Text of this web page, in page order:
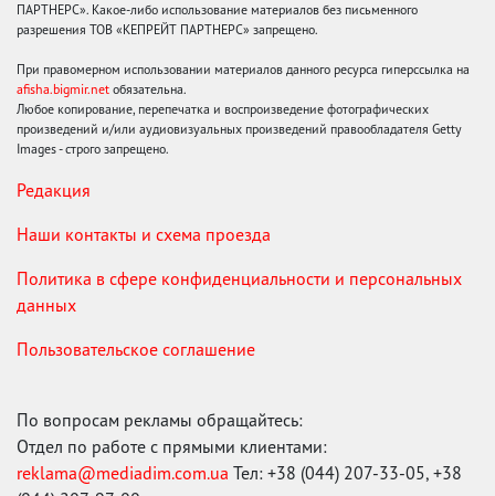
ПАРТНЕРС». Какое-либо использование материалов без письменного
разрешения ТОВ «КЕПРЕЙТ ПАРТНЕРС» запрещено.
При правомерном использовании материалов данного ресурса гиперссылка на
afisha.bigmir.net обязательна.
Любое копирование, перепечатка и воспроизведение фотографических
произведений и/или аудиовизуальных произведений правообладателя Getty
Images - строго запрещено.
Редакция
Наши контакты и схема проезда
Политика в сфере конфиденциальности и персональных
данных
Пользовательское соглашение
По вопросам рекламы обращайтесь:
Отдел по работе с прямыми клиентами:
reklama@mediadim.com.ua Тел: +38 (044) 207-33-05, +38